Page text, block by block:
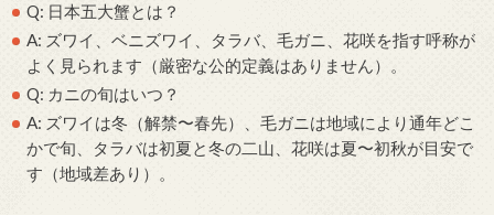
Q: 日本五大蟹とは？
A: ズワイ、ベニズワイ、タラバ、毛ガニ、花咲を指す呼称が
よく見られます（厳密な公的定義はありません）。
Q: カニの旬はいつ？
A: ズワイは冬（解禁〜春先）、毛ガニは地域により通年どこ
かで旬、タラバは初夏と冬の二山、花咲は夏〜初秋が目安で
す（地域差あり）。